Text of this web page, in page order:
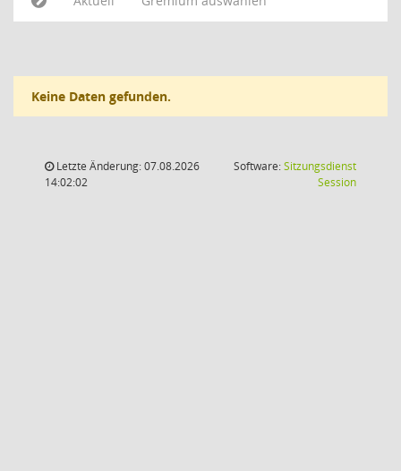
Keine Daten gefunden.
Letzte Änderung: 07.08.2026
14:02:02
Software:Sitzungsdienst
Session(Wird in